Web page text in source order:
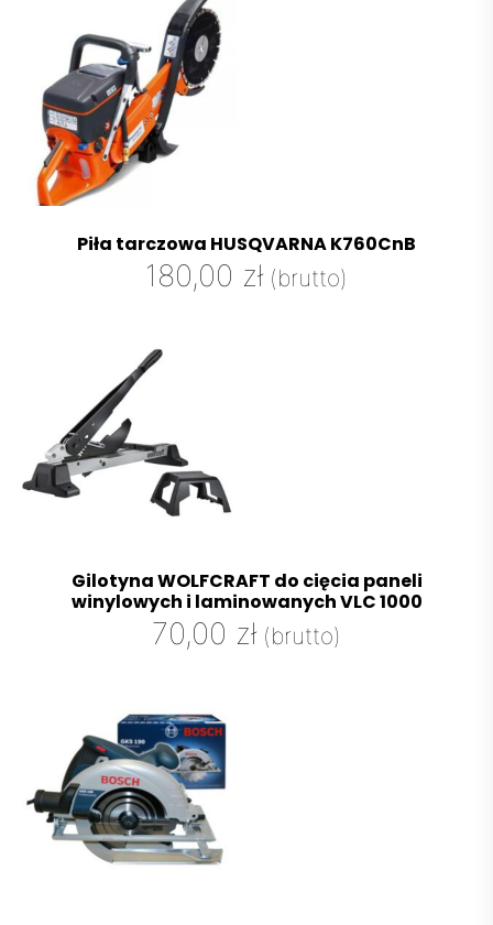
Piła tarczowa HUSQVARNA K760CnB
180,00 zł (brutto)
Gilotyna WOLFCRAFT do cięcia paneli
winylowych i laminowanych VLC 1000
70,00 zł (brutto)